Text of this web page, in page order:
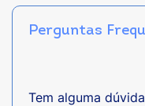
Perguntas
Tem alguma